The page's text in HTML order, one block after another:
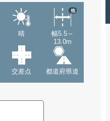
晴
幅5.5～
13.0m
他
交差点 都道府県道